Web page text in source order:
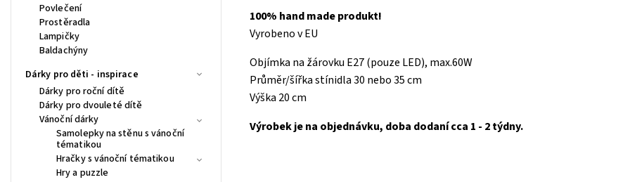
Povlečení
Prostěradla
Lampičky
Baldachýny
Dárky pro děti - inspirace
Dárky pro roční dítě
Dárky pro dvouleté dítě
Vánoční dárky
Samolepky na stěnu s vánoční
tématikou
Hračky s vánoční tématikou
Hry a puzzle
100% hand made produkt!
Vyrobeno v EU
Objímka na žárovku E27 (pouze LED), max.60W
Průměr/šířka stínidla 30 nebo 35 cm
Výška 20 cm
Výrobek je na objednávku, doba dodaní cca 1 - 2 týdny.